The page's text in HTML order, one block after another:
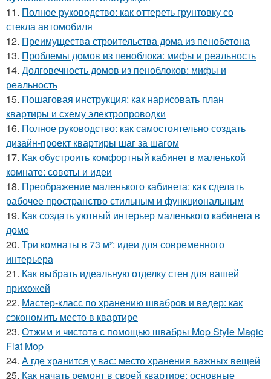
11. Полное руководство: как оттереть грунтовку со
стекла автомобиля
12. Преимущества строительства дома из пенобетона
13. Проблемы домов из пеноблока: мифы и реальность
14. Долговечность домов из пеноблоков: мифы и
реальность
15. Пошаговая инструкция: как нарисовать план
квартиры и схему электропроводки
16. Полное руководство: как самостоятельно создать
дизайн-проект квартиры шаг за шагом
17. Как обустроить комфортный кабинет в маленькой
комнате: советы и идеи
18. Преображение маленького кабинета: как сделать
рабочее пространство стильным и функциональным
19. Как создать уютный интерьер маленького кабинета в
доме
20. Три комнаты в 73 м²: идеи для современного
интерьера
21. Как выбрать идеальную отделку стен для вашей
прихожей
22. Мастер-класс по хранению швабров и ведер: как
сэкономить место в квартире
23. Отжим и чистота с помощью швабры Mop Style Magic
Flat Mop
24. А где хранится у вас: место хранения важных вещей
25. Как начать ремонт в своей квартире: основные